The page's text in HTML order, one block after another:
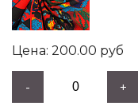
200.00 руб
- +